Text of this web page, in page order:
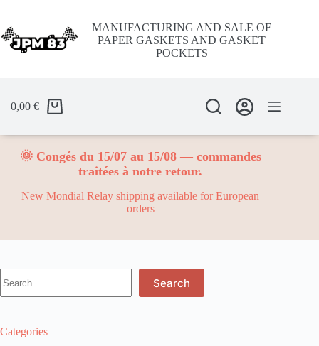
content
MANUFACTURING AND SALE OF
PAPER GASKETS AND GASKET
POCKETS
0,00 €
🌞 Congés du 15/07 au 15/08 — commandes
traitées à notre retour.
New Mondial Relay shipping available for European
orders
Search
results
Categories